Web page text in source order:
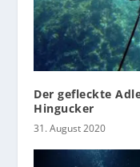
Der gefleckte
Hingucker
31. August 2020